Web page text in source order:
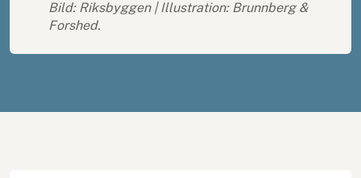
Bild: Riksbyggen | Illustration: Brunnberg &
Forshed.